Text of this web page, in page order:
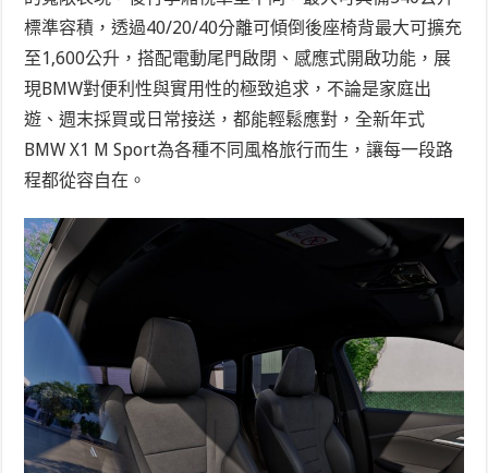
標準容積，透過40/20/40分離可傾倒後座椅背最大可擴充
至1,600公升，搭配電動尾門啟閉、感應式開啟功能，展
現BMW對便利性與實用性的極致追求，不論是家庭出
遊、週末採買或日常接送，都能輕鬆應對，全新年式
BMW X1 M Sport為各種不同風格旅行而生，讓每一段路
程都從容自在。